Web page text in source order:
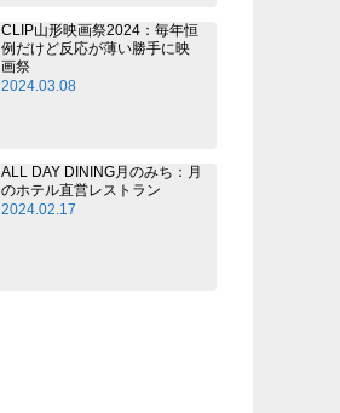
CLIP山形映画祭2024：毎年恒
例だけど反応が薄い勝手に映
画祭
2024.03.08
ALL DAY DINING月のみち：月
のホテル直営レストラン
2024.02.17